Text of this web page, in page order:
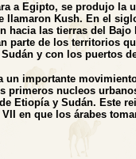
a Egipto, se produjo
llamaron Kush. En el
hacia las tierras del
parte de los territorios
y con los puertos
un importante
nucleos
Etiopía y Sudán. Este
en que los árabes